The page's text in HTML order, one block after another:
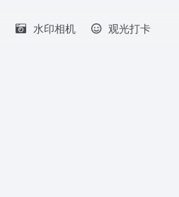
水印相机 观光打卡